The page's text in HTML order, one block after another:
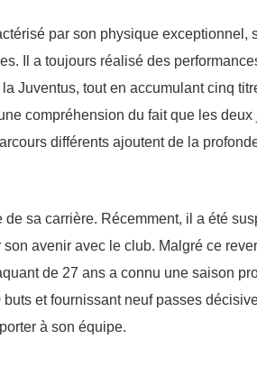
par son physique exceptionnel,
Il a toujours réalisé des
Juventus, tout en accumulant cinq
compréhension du fait que les
différents ajoutent de la
sa carrière. Récemment, il a été
avenir avec le club. Malgré ce
de 27 ans a connu une saison
et fournissant neuf passes
à son équipe.